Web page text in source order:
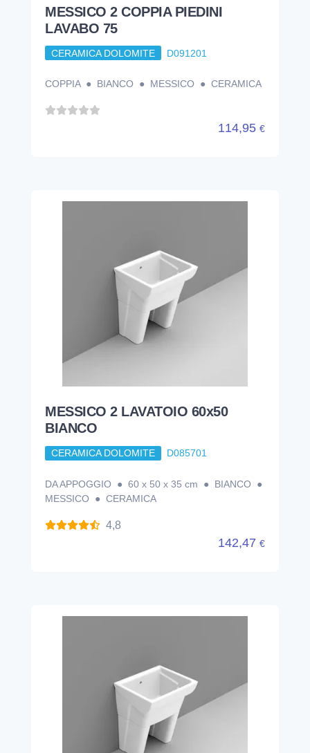
MESSICO 2 COPPIA PIEDINI
LAVABO 75
CERAMICA DOLOMITE D091201
COPPIA ● BIANCO ● MESSICO ● CERAMICA
114,95 €
MESSICO 2 LAVATOIO 60x50
BIANCO
CERAMICA DOLOMITE D085701
DA APPOGGIO ● 60 x 50 x 35 cm ● BIANCO ●
MESSICO ● CERAMICA
4,8
142,47 €